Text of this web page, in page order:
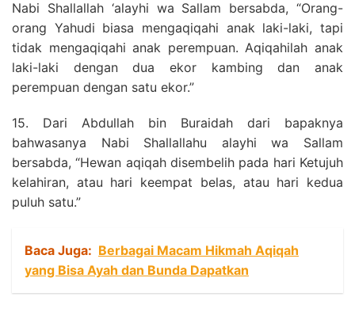
Nabi Shallallah ‘alayhi wa Sallam bersabda, “Orang-
orang Yahudi biasa mengaqiqahi anak laki-laki, tapi
tidak mengaqiqahi anak perempuan. Aqiqahilah anak
laki-laki dengan dua ekor kambing dan anak
perempuan dengan satu ekor.”
15. Dari Abdullah bin Buraidah dari bapaknya
bahwasanya Nabi Shallallahu alayhi wa Sallam
bersabda, “Hewan aqiqah disembelih pada hari Ketujuh
kelahiran, atau hari keempat belas, atau hari kedua
puluh satu.”
Baca Juga: Berbagai Macam Hikmah Aqiqah
yang Bisa Ayah dan Bunda Dapatkan